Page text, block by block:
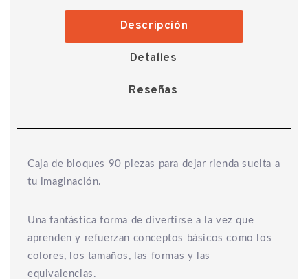
Descripción
Detalles
Reseñas
Caja de bloques 90 piezas para dejar rienda suelta a
tu imaginación.
Una fantástica forma de divertirse a la vez que
aprenden y refuerzan conceptos básicos como los
colores, los tamaños, las formas y las
equivalencias.